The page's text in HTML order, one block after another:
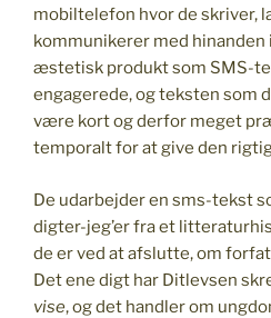
mobiltelefon hvor de skriver,
kommunikerer med
æstetisk produkt som SMS-
engagerede, og teksten som
være kort og derfor meget
temporalt for at give den
De udarbejder en sms-tekst
digter-jeg’er fra et
de er ved at afslutte, om
Det ene digt har Ditlevsen
vise, og det handler om